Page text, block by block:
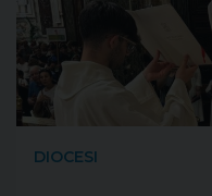
DIOCESI